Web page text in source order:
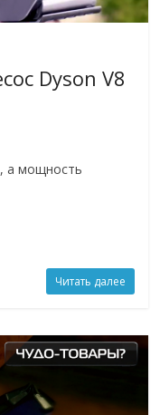
Dyson V8
а мощность
Читать далее